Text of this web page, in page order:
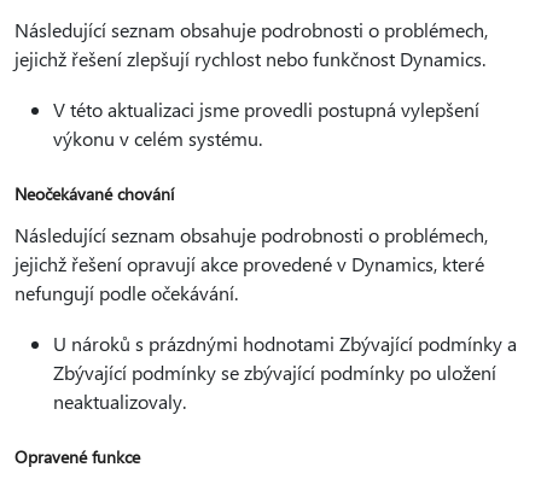
Následující seznam obsahuje podrobnosti o problémech,
jejichž řešení zlepšují rychlost nebo funkčnost Dynamics.
V této aktualizaci jsme provedli postupná vylepšení
výkonu v celém systému.
Neočekávané chování
Následující seznam obsahuje podrobnosti o problémech,
jejichž řešení opravují akce provedené v Dynamics, které
nefungují podle očekávání.
U nároků s prázdnými hodnotami Zbývající podmínky a
Zbývající podmínky se zbývající podmínky po uložení
neaktualizovaly.
Opravené funkce